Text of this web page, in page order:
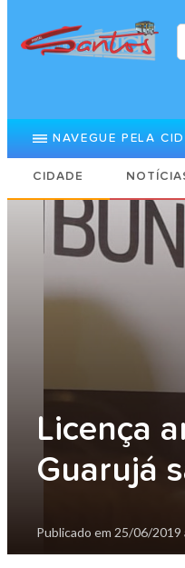
NAVEGUE PELA
CIDADE
Licença
Guarujá
Publicado em 25/06/2019